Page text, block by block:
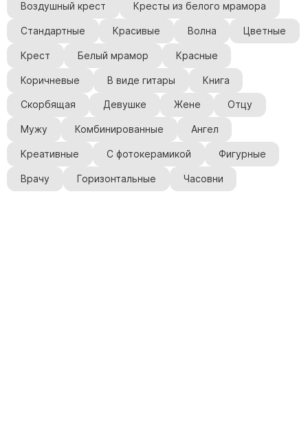
Воздушный крест Кресты из белого мрамора
Стандартные Красивые Волна Цветные
Крест Белый мрамор Красные
Коричневые В виде гитары Книга
Скорбящая Девушке Жене Отцу
Мужу Комбинированные Ангел
Креативные С фотокерамикой Фигурные
Врачу Горизонтальные Часовни